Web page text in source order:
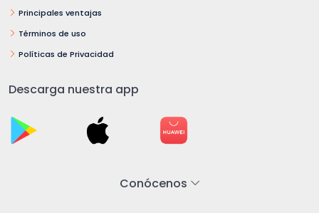
Principales ventajas
Términos de uso
Políticas de Privacidad
Descarga nuestra app
Conócenos